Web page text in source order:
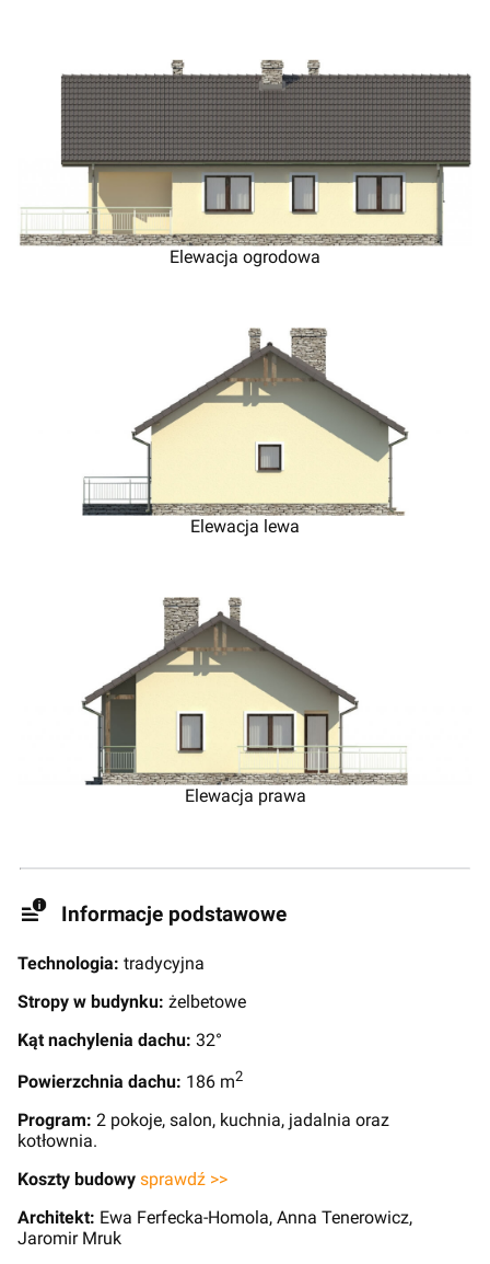
Elewacja ogrodowa
Elewacja lewa
Elewacja prawa
Informacje podstawowe
Technologia: tradycyjna
Stropy w budynku: żelbetowe
Kąt nachylenia dachu: 32°
Powierzchnia dachu: 186 m2
Program: 2 pokoje, salon, kuchnia, jadalnia oraz
kotłownia.
Koszty budowy sprawdź >>
Architekt: Ewa Ferfecka-Homola, Anna Tenerowicz,
Jaromir Mruk